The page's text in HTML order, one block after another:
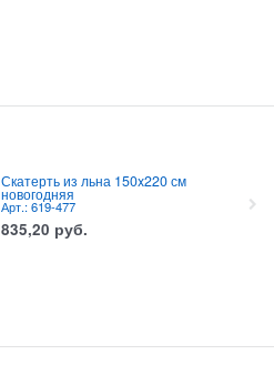
Скатерть из льна 150x220 см
новогодняя
Арт.: 619-477
835,20 руб.